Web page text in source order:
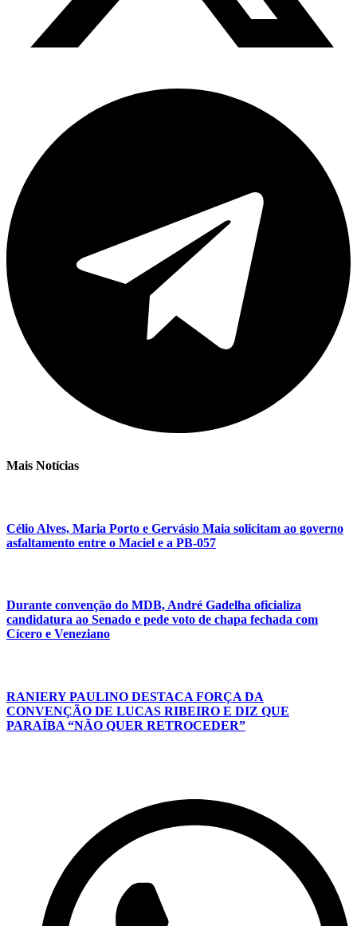
Mais Notícias
Célio Alves, Maria Porto e Gervásio Maia solicitam ao governo
asfaltamento entre o Maciel e a PB-057
Durante convenção do MDB, André Gadelha oficializa
candidatura ao Senado e pede voto de chapa fechada com
Cícero e Veneziano
RANIERY PAULINO DESTACA FORÇA DA
CONVENÇÃO DE LUCAS RIBEIRO E DIZ QUE
PARAÍBA “NÃO QUER RETROCEDER”